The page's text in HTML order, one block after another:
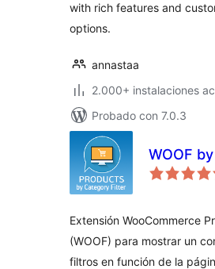
with rich features and
options.
annastaa
2.000+ instalaciones
Probado con 7.0.3
WOOF
Extensión WooCommerce
(WOOF) para mostrar un
filtros en función de la